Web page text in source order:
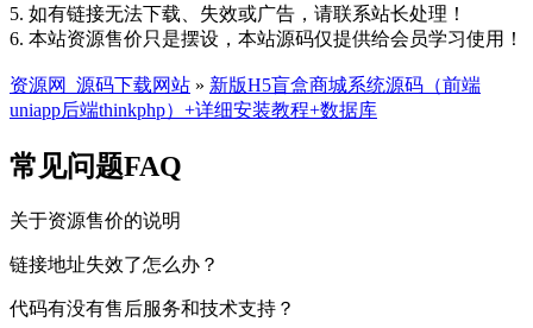
5. 如有链接无法下载、失效或广告，请联系站长处理！
6. 本站资源售价只是摆设，本站源码仅提供给会员学习使用！
资源网_源码下载网站 » 新版H5盲盒商城系统源码（前端
uniapp后端thinkphp）+详细安装教程+数据库
常见问题FAQ
关于资源售价的说明
链接地址失效了怎么办？
代码有没有售后服务和技术支持？